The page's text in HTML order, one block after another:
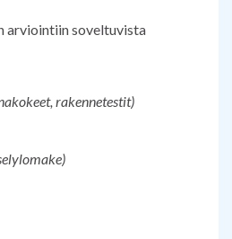
arviointiin soveltuvista
rakennetestit)